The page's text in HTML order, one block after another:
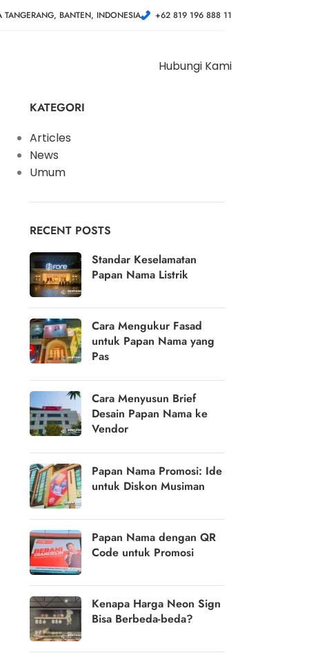
TANGERANG, BANTEN, INDONESIA +62 819 196 888 11
Hubungi Kami
KATEGORI
Articles
News
Umum
RECENT POSTS
Standar Keselamatan
Papan Nama Listrik
Cara Mengukur Fasad
untuk Papan Nama yang
Pas
Cara Menyusun Brief
Desain Papan Nama ke
Vendor
Papan Nama Promosi: Ide
untuk Diskon Musiman
Papan Nama dengan QR
Code untuk Promosi
Kenapa Harga Neon Sign
Bisa Berbeda-beda?